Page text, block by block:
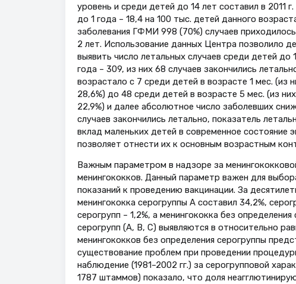
уровень и среди детей до 14 лет составил в 2011
до 1 года – 18,4 на 100 тыс. детей данного
заболевания ГФМИ 998 (70%) случаев
2 лет. Использование данных Центра позволило
выявить число летальных случаев среди детей
года – 309, из них 68 случаев закончились
возрастало с 7 среди детей в возрасте 1 мес. (из
28,6%) до 48 среди детей в возрасте 5 мес. (из
22,9%) и далее абсолютное число заболевших
случаев закончились летально, показатель
вклад маленьких детей в современное состояние
позволяет отнести их к основным возрастным
Важным параметром в надзоре за
менингококков. Данный параметр важен для
показаний к проведению вакцинации. За
менингококка серогруппы А составил 34,2%,
серогрупп – 1,2%, а менингококка без
серогрупп (А, В, С) выявляются в относительно
менингококков без определения серогруппы
существование проблем при проведении
наблюдение (1981–2002 гг.) за серогрупповой
1787 штаммов) показало, что доля